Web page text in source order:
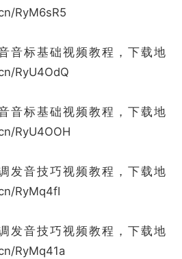
RyM6sR5
音标基础视频教程，下载地
RyU4OdQ
音标基础视频教程，下载地
RyU4OOH
发音技巧视频教程，下载地
RyMq4fI
发音技巧视频教程，下载地
RyMq41a